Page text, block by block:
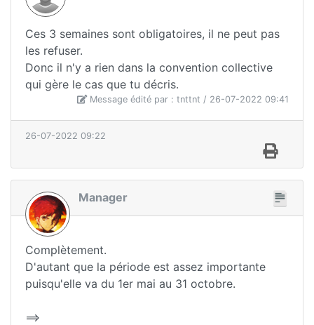
Ces 3 semaines sont obligatoires, il ne peut pas
les refuser.
Donc il n'y a rien dans la convention collective
qui gère le cas que tu décris.
Message édité par : tnttnt / 26-07-2022 09:41
26-07-2022 09:22
Manager
Complètement.
D'autant que la période est assez importante
puisqu'elle va du 1er mai au 31 octobre.
==>